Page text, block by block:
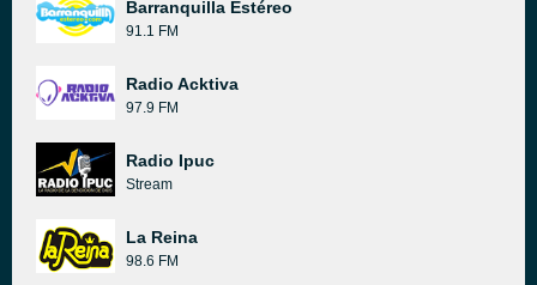
Barranquilla Estéreo
91.1 FM
Radio Acktiva
97.9 FM
Radio Ipuc
Stream
La Reina
98.6 FM